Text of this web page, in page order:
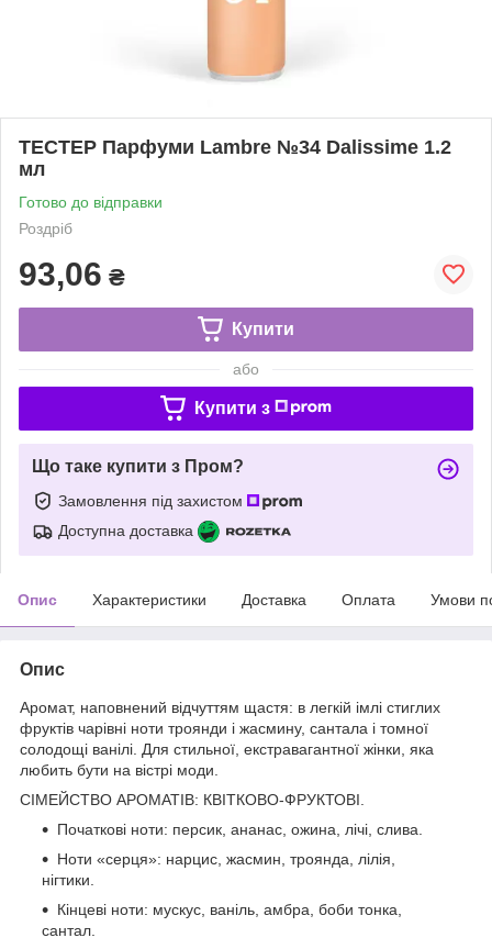
ТЕСТЕР Парфуми Lambre №34 Dalissime 1.2
мл
Готово до відправки
Роздріб
93,06 ₴
Купити
або
Купити з
Що таке купити з Пром?
Замовлення під захистом
Доступна доставка
Опис Характеристики Доставка Оплата Умови
Опис
Аромат, наповнений відчуттям щастя: в легкій імлі стиглих
фруктів чарівні ноти троянди і жасмину, сантала і томної
солодощі ванілі. Для стильної, екстравагантної жінки, яка
любить бути на вістрі моди.
СІМЕЙСТВО АРОМАТІВ: КВІТКОВО-ФРУКТОВІ.
Початкові ноти: персик, ананас, ожина, лічі, слива.
Ноти «серця»: нарцис, жасмин, троянда, лілія,
нігтики.
Кінцеві ноти: мускус, ваніль, амбра, боби тонка,
сантал.